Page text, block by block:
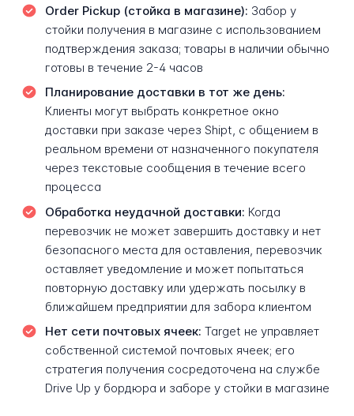
Order Pickup (стойка в магазине): Забор у
стойки получения в магазине с использованием
подтверждения заказа; товары в наличии обычно
готовы в течение 2-4 часов
Планирование доставки в тот же день:
Клиенты могут выбрать конкретное окно
доставки при заказе через Shipt, с общением в
реальном времени от назначенного покупателя
через текстовые сообщения в течение всего
процесса
Обработка неудачной доставки: Когда
перевозчик не может завершить доставку и нет
безопасного места для оставления, перевозчик
оставляет уведомление и может попытаться
повторную доставку или удержать посылку в
ближайшем предприятии для забора клиентом
Нет сети почтовых ячеек: Target не управляет
собственной системой почтовых ячеек; его
стратегия получения сосредоточена на службе
Drive Up у бордюра и заборе у стойки в магазине